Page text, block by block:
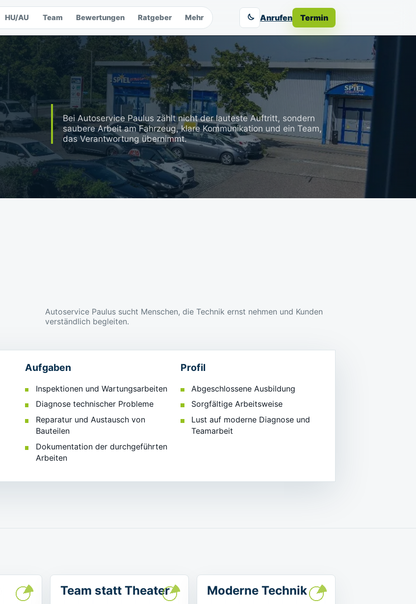
HU/AU Team Bewertungen Ratgeber Mehr Anrufen Termin
Bei Autoservice Paulus zählt nicht der lauteste Auftritt, sondern
saubere Arbeit am Fahrzeug, klare Kommunikation und ein Team,
das Verantwortung übernimmt.
Autoservice Paulus sucht Menschen, die Technik ernst nehmen und Kunden
verständlich begleiten.
Aufgaben
Inspektionen und Wartungsarbeiten
Diagnose technischer Probleme
Reparatur und Austausch von
Bauteilen
Dokumentation der durchgeführten
Arbeiten
Profil
Abgeschlossene Ausbildung
Sorgfältige Arbeitsweise
Lust auf moderne Diagnose und
Teamarbeit
Team statt Theater Moderne Technik